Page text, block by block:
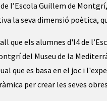
l’Escola Guillem de
la seva dimensió poètica,
que els alumnes d'I4 de
del Museu de la
que es basa en el joc i
per crear les seves